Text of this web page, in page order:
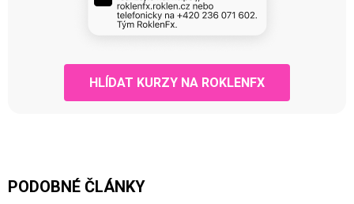
HLÍDAT KURZY NA ROKLENFX
PODOBNÉ ČLÁNKY